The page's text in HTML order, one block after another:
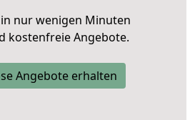
in nur wenigen Minuten
kostenfreie Angebote.
Angebote erhalten